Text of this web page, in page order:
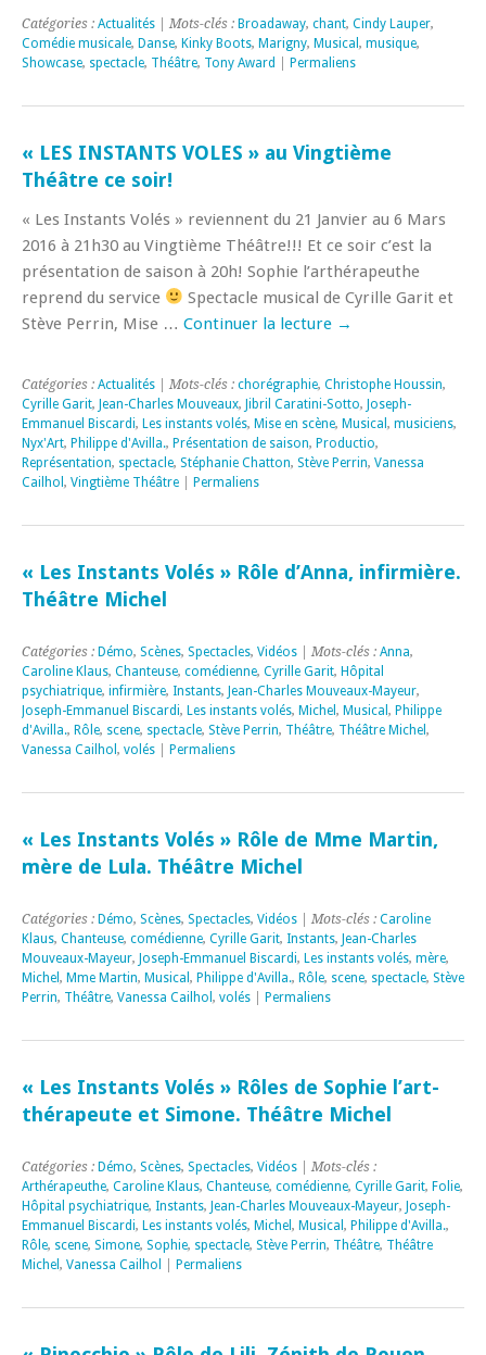
Catégories : Actualités | Mots-clés : Broadaway, chant, Cindy Lauper,
Comédie musicale, Danse, Kinky Boots, Marigny, Musical , musique,
Showcase, spectacle, Théâtre, Tony Award Permaliens
« LES INSTANTS VOLES » au Vingtième
Théâtre ce soir!
« Les Instants Volés » reviennent du 21 Janvier au 6 Mars
2016 à 21h30 au Vingtième Théâtre!!! Et ce soir c’est la
présentation de saison à 20h! Sophie l’arthérapeuthe
reprend du service
Spectacle musical de Cyrille Garit et
Stève Perrin, Mise … Continuer la lecture →
Catégories : Actualités | Mots-clés : chorégraphie, Christophe Houssin,
Cyrille Garit, Jean-Charles Mouveaux, Jibril Caratini-Sotto, Joseph-
Emmanuel Biscardi, Les instants volés, Mise en scène, Musical , musiciens,
Nyx'Art, Philippe d'Avilla., Présentation de saison, Productio,
Représentation, spectacle, Stéphanie Chatton, Stève Perrin, Vanessa
Cailhol , Vingtième Théâtre Permaliens
« Les Instants Volés » Rôle d’Anna, infirmière.
Théâtre Michel
Catégories : Démo, Scènes, Spectacles, Vidéos | Mots-clés : Anna,
Caroline Klaus, Chanteuse, comédienne, Cyrille Garit, Hôpital
psychiatrique, infirmière, Instants, Jean-Charles Mouveaux-Mayeur,
Joseph-Emmanuel Biscardi, Les instants volés, Michel , Musical , Philippe
d'Avilla., Rôle, scene, spectacle, Stève Perrin, Théâtre, Théâtre Michel ,
Vanessa Cailhol , volés Permaliens
« Les Instants Volés » Rôle de Mme Martin,
mère de Lula. Théâtre Michel
Catégories : Démo, Scènes, Spectacles, Vidéos | Mots-clés : Caroline
Klaus, Chanteuse, comédienne, Cyrille Garit, Instants, Jean-Charles
Mouveaux-Mayeur, Joseph-Emmanuel Biscardi, Les instants volés, mère,
Michel , Mme Martin, Musical , Philippe d'Avilla., Rôle, scene, spectacle, Stève
Perrin, Théâtre, Vanessa Cailhol , volés Permaliens
« Les Instants Volés » Rôles de Sophie l’art-
thérapeute et Simone. Théâtre Michel
Catégories : Démo, Scènes, Spectacles, Vidéos | Mots-clés :
Arthérapeuthe, Caroline Klaus, Chanteuse, comédienne, Cyrille Garit, Folie,
Hôpital psychiatrique, Instants, Jean-Charles Mouveaux-Mayeur, Joseph-
Emmanuel Biscardi, Les instants volés, Michel , Musical , Philippe d'Avilla.,
Rôle, scene, Simone, Sophie, spectacle, Stève Perrin, Théâtre, Théâtre
Michel , Vanessa Cailhol Permaliens